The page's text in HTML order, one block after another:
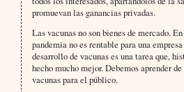
promuevan las ganancias privadas.
Las vacunas no son bienes de mercado.
pandemia no es rentable para una
desarrollo de vacunas es una tarea que,
hecho mucho mejor. Debemos aprender
vacunas para el público.